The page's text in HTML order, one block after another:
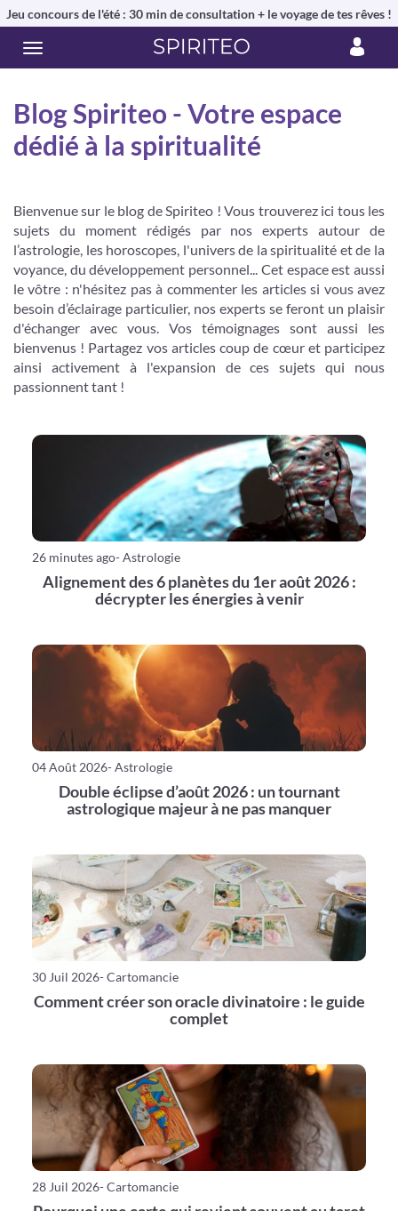
Jeu concours de l'été : 30 min de consultation + le voyage de tes rêves !
Blog Spiriteo - Votre espace
dédié à la spiritualité
Bienvenue sur le blog de Spiriteo ! Vous trouverez ici tous les
sujets du moment rédigés par nos experts autour de
l’astrologie, les horoscopes, l'univers de la spiritualité et de la
voyance, du développement personnel... Cet espace est aussi
le vôtre : n'hésitez pas à commenter les articles si vous avez
besoin d’éclairage particulier, nos experts se feront un plaisir
d'échanger avec vous. Vos témoignages sont aussi les
bienvenus ! Partagez vos articles coup de cœur et participez
ainsi activement à l'expansion de ces sujets qui nous
passionnent tant !
26 minutes ago- Astrologie
Alignement des 6 planètes du 1er août 2026 :
décrypter les énergies à venir
04 Août 2026- Astrologie
Double éclipse d’août 2026 : un tournant
astrologique majeur à ne pas manquer
30 Juil 2026- Cartomancie
Comment créer son oracle divinatoire : le guide
complet
28 Juil 2026- Cartomancie